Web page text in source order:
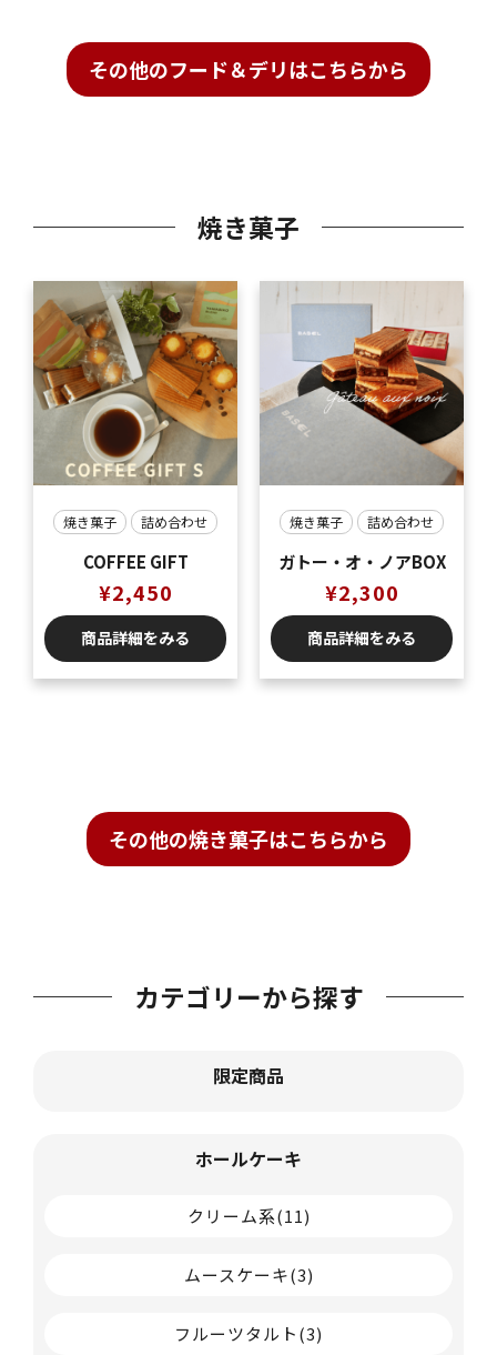
その他のフード＆デリはこちらから
焼き菓子
焼き菓子 詰め合わせ
COFFEE GIFT
¥2,450
商品詳細をみる
焼き菓子 詰め合わせ
ガトー・オ・ノアBOX
¥2,300
商品詳細をみる
その他の焼き菓子はこちらから
カテゴリーから探す
限定商品
ホールケーキ
クリーム系(11)
ムースケーキ(3)
フルーツタルト(3)